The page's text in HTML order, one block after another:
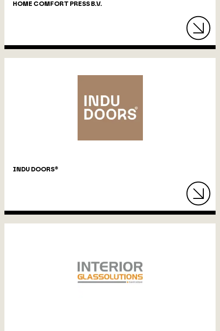
HOME COMFORT PRESS B.V.
INDU DOORS®